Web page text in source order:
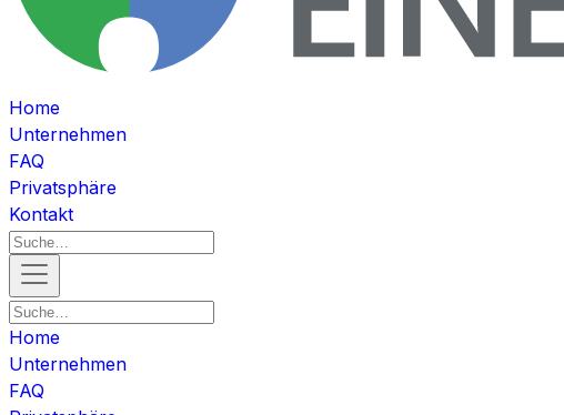
Home
Unternehmen
FAQ
Privatsphäre
Kontakt
Home
Unternehmen
FAQ